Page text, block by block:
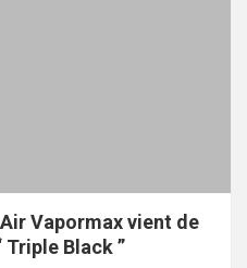
Vapormax vient de
Triple Black ”